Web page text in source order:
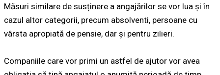
Măsuri similare de susținere a angajărilor se vor lua și în
cazul altor categorii, precum absolventi, persoane cu
vârsta apropiată de pensie, dar și pentru zilieri.
Companiile care vor primi un astfel de ajutor vor avea